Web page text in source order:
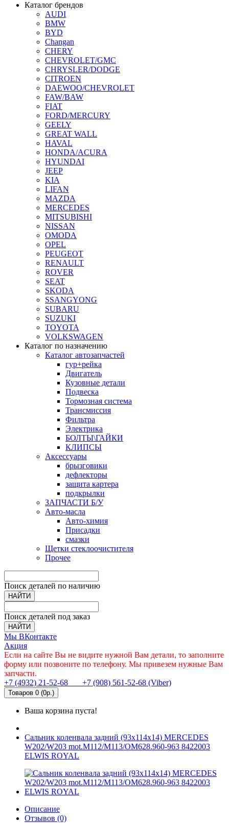
Каталог брендов
AUDI
BMW
BYD
Changan
CHERY
CHEVROLET/GMC
CHRYSLER/DODGE
CITROEN
DAEWOO/CHEVROLET
FAW/BAW
FIAT
FORD/MERCURY
GEELY
GREAT WALL
HAVAL
HONDA/ACURA
HYUNDAI
JEEP
KIA
LIFAN
MAZDA
MERCEDES
MITSUBISHI
NISSAN
OMODA
OPEL
PEUGEOT
RENAULT
ROVER
SEAT
SKODA
SSANGYONG
SUBARU
SUZUKI
TOYOTA
VOLKSWAGEN
Каталог по назначению
Каталог автозапчастей
гур+рейка
Двигатель
Кузовные детали
Подвеска
Тормозная система
Трансмиссия
Фильтра
Электрика
БОЛТЫ\ГАЙКИ
КЛИПСЫ
Аксессуары
брызговики
дефлекторы
защита картера
подкрылки
ЗАПЧАСТИ Б/У
Авто-масла
Авто-химия
Присадки
смазки
Щетки стеклоочистителя
Прочее
Поиск деталей по наличию
НАЙТИ
Поиск деталей под заказ
НАЙТИ
Мы ВКонтакте
Акция
Если на сайте Вы не видите нужной Вам детали, то заполните
форму или позвоните по телефону. Мы привезем нужные Вам
запчасти.
+7 (4932) 21-52-68
+7 (908) 561-52-68 (Viber)
Товаров 0 (0р.)
Ваша корзина пуста!
Сальник коленвала задний (93x114x14) MERCEDES
W202/W203 mot.M112/M113/OM628.960-963 8422003
ELWIS ROYAL
Описание
Отзывов (0)